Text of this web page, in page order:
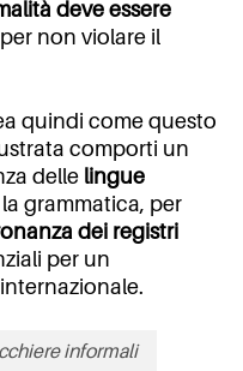
deve essere
per non violare il
quindi come questo
comporti un
delle lingue
grammatica, per
dei registri
per un
informali